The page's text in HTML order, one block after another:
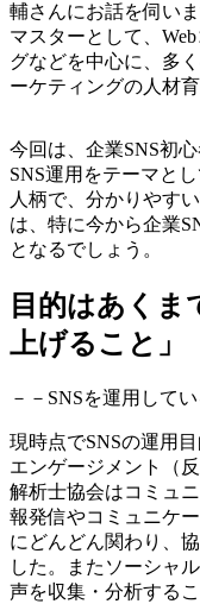
輔さんにお話を伺い
マスターとして、
グなどを中心に、多
ーケティングの人材
今回は、企業SNS初
SNS運用をテーマと
人柄で、分かりやす
は、特に今から企業
となるでしょう。
目的はあくま
上げること」
－－SNSを運用して
現時点でSNSの運用
エンゲージメント（
解析士協会はコミュ
報発信やコミュニケ
にどんどん関わり、
した。またソーシャ
声を収集・分析する